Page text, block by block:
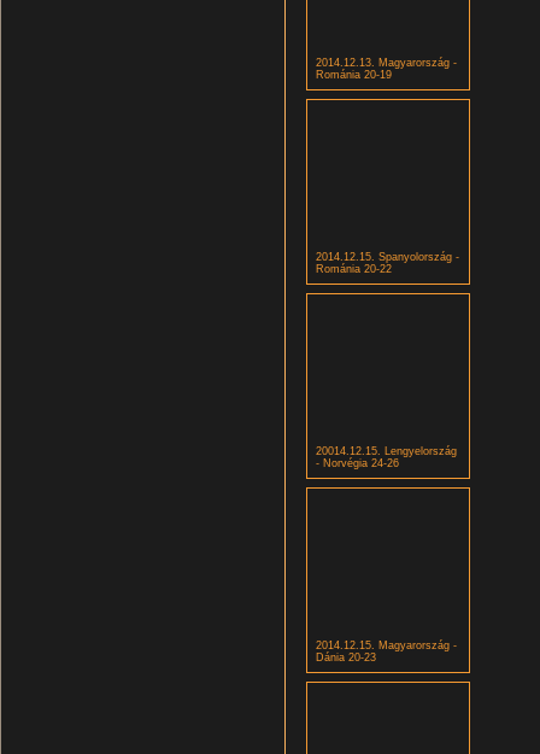
2014.12.13. Magyarország -
Románia 20-19
2014.12.15. Spanyolország -
Románia 20-22
20014.12.15. Lengyelország
- Norvégia 24-26
2014.12.15. Magyarország -
Dánia 20-23